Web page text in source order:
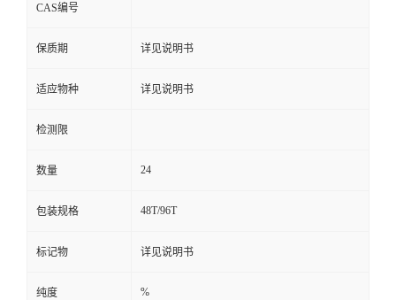
CAS编号
保质期 详见说明书
适应物种 详见说明书
检测限
数量 24
包装规格 48T/96T
标记物 详见说明书
纯度 %